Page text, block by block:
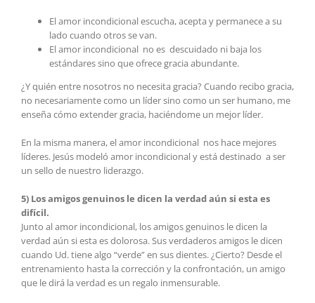
El amor incondicional escucha, acepta y permanece a su
lado cuando otros se van.
El amor incondicional no es descuidado ni baja los
estándares sino que ofrece gracia abundante.
¿Y quién entre nosotros no necesita gracia? Cuando recibo gracia,
no necesariamente como un líder sino como un ser humano, me
enseña cómo extender gracia, haciéndome un mejor líder.
En la misma manera, el amor incondicional nos hace mejores
líderes. Jesús modeló amor incondicional y está destinado a ser
un sello de nuestro liderazgo.
5) Los amigos genuinos le dicen la verdad aún si esta es
difícil.
Junto al amor incondicional, los amigos genuinos le dicen la
verdad aún si esta es dolorosa. Sus verdaderos amigos le dicen
cuando Ud. tiene algo “verde” en sus dientes. ¿Cierto? Desde el
entrenamiento hasta la corrección y la confrontación, un amigo
que le dirá la verdad es un regalo inmensurable.